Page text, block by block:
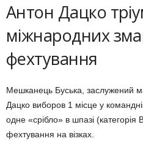
Антон Дацко
міжнародних
фехтування
Мешканець Буська, заслужений
Дацко виборов 1 місце у
одне «срібло» в шпазі (категорія
фехтування на візках.